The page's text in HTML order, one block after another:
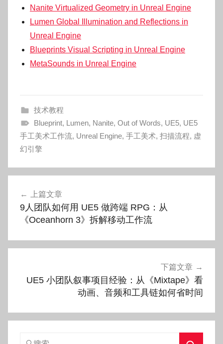
Nanite Virtualized Geometry in Unreal Engine
Lumen Global Illumination and Reflections in
Unreal Engine
Blueprints Visual Scripting in Unreal Engine
MetaSounds in Unreal Engine
技术教程
Blueprint, Lumen, Nanite, Out of Words, UE5, UE5
手工美术工作流, Unreal Engine, 手工美术, 扫描流程, 虚
幻引擎
章
航
上篇文章
9人团队如何用 UE5 做跨端 RPG：从
《Oceanhorn 3》拆解移动工作流
下篇文章
UE5 小团队叙事项目经验：从《Mixtape》看
动画、音频和工具链如何省时间
搜